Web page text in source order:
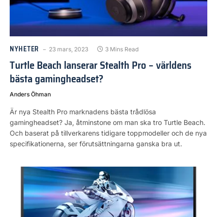
NYHETER 23 mars, 2023 3 Mins Read
Turtle Beach lanserar Stealth Pro – världens
bästa gamingheadset?
Anders Öhman
Är nya Stealth Pro marknadens bästa trådlösa
gamingheadset? Ja, åtminstone om man ska tro Turtle Beach.
Och baserat på tillverkarens tidigare toppmodeller och de nya
specifikationerna, ser förutsättningarna ganska bra ut.